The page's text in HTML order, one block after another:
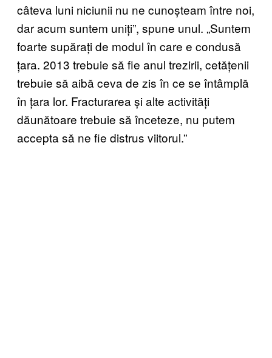
câteva luni niciunii nu ne cunoșteam între noi,
dar acum suntem uniți”, spune unul. „Suntem
foarte supărați de modul în care e condusă
țara. 2013 trebuie să fie anul trezirii, cetățenii
trebuie să aibă ceva de zis în ce se întâmplă
în țara lor. Fracturarea și alte activități
dăunătoare trebuie să înceteze, nu putem
accepta să ne fie distrus viitorul.”